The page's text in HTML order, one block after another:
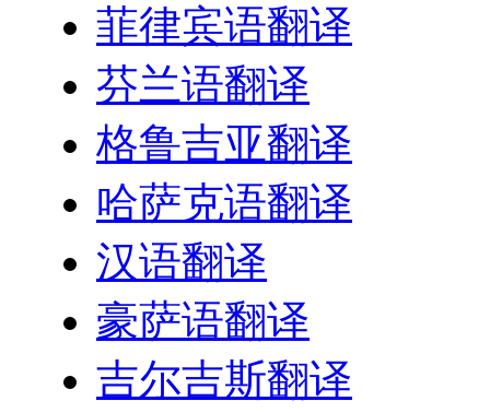
菲律宾语翻译
芬兰语翻译
格鲁吉亚翻译
哈萨克语翻译
汉语翻译
豪萨语翻译
吉尔吉斯翻译